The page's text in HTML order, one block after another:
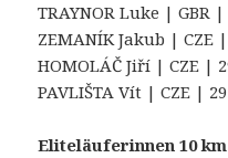
TRAYNOR Luke | GBR |
ZEMANÍK Jakub | CZE
HOMOLÁČ Jiří | CZE |
PAVLIŠTA Vít | CZE |
Eliteläuferinnen 10 km